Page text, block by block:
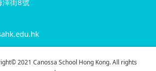
澤街8號
2021 Canossa School Hong Kong. All rights